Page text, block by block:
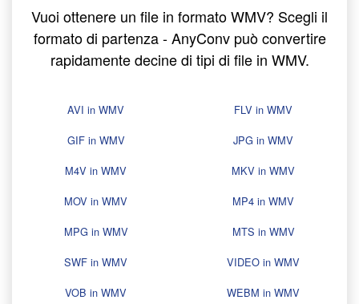
Vuoi ottenere un file in formato WMV? Scegli il
formato di partenza - AnyConv può convertire
rapidamente decine di tipi di file in WMV.
AVI in WMV
FLV in WMV
GIF in WMV
JPG in WMV
M4V in WMV
MKV in WMV
MOV in WMV
MP4 in WMV
MPG in WMV
MTS in WMV
SWF in WMV
VIDEO in WMV
VOB in WMV
WEBM in WMV